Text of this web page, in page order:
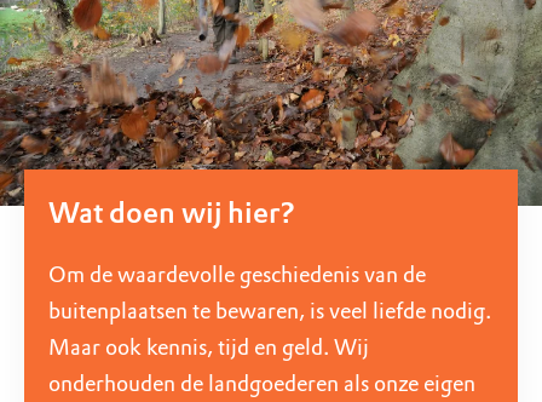
Wat doen wij hier?
Om de waardevolle geschiedenis van de
buitenplaatsen te bewaren, is veel liefde nodig.
Maar ook kennis, tijd en geld. Wij
onderhouden de landgoederen als onze eigen